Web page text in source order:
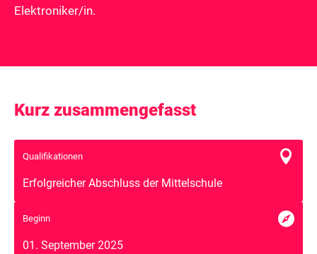
Elektroniker/in.
Kurz zusammengefasst
Qualifikationen 
Erfolgreicher Abschluss der Mittelschule
Beginn 
01. September 2025